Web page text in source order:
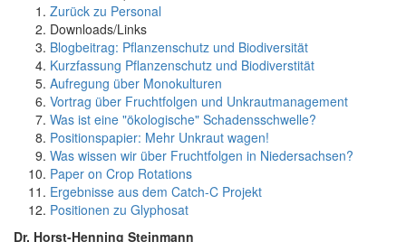
Zurück zu Personal
Downloads/Links
Blogbeitrag: Pflanzenschutz und Biodiversität
Kurzfassung Pflanzenschutz und Biodiverstität
Aufregung über Monokulturen
Vortrag über Fruchtfolgen und Unkrautmanagement
Was ist eine "ökologische" Schadensschwelle?
Positionspapier: Mehr Unkraut wagen!
Was wissen wir über Fruchtfolgen in Niedersachsen?
Paper on Crop Rotations
Ergebnisse aus dem Catch-C Projekt
Positionen zu Glyphosat
Dr. Horst-Henning Steinmann